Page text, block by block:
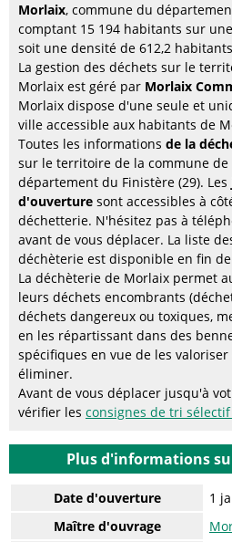
Morlaix, commune du
comptant 15 194 habitants sur
soit une densité de 612,2
La gestion des déchets sur le
Morlaix est géré par Morlaix
Morlaix dispose d'une seule et
ville accessible aux habitants de
Toutes les informations de la
sur le territoire de la commune
département du Finistère (29). Les
d'ouverture sont accessibles à
déchetterie. N'hésitez pas à
avant de vous déplacer. La liste
déchèterie est disponible en fin
La déchèterie de Morlaix permet
leurs déchets encombrants
déchets dangereux ou toxiques,
en les répartissant dans des
spécifiques en vue de les
éliminer.
Avant de vous déplacer jusqu'à
vérifier les consignes de tri
Plus d'informations
Date d'ouverture
1
Maître d'ouvrage